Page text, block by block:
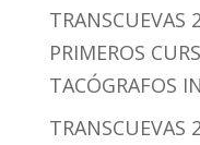
TRANSCUEVAS
PRIMEROS
TACÓGRAFOS
TRANSCUEVAS